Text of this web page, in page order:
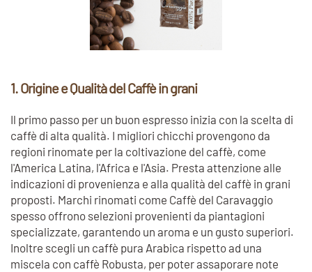
1. Origine e Qualità del Caffè in grani
Il primo passo per un buon espresso inizia con la scelta di
caffè di alta qualità. I migliori chicchi provengono da
regioni rinomate per la coltivazione del caffè, come
l'America Latina, l'Africa e l'Asia. Presta attenzione alle
indicazioni di provenienza e alla qualità del caffè in grani
proposti. Marchi rinomati come Caffè del Caravaggio
spesso offrono selezioni provenienti da piantagioni
specializzate, garantendo un aroma e un gusto superiori.
Inoltre scegli un caffè pura Arabica rispetto ad una
miscela con caffè Robusta, per poter assaporare note